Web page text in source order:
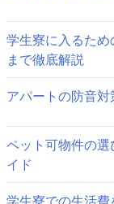
ン
学生寮に入るた
まで徹底解説
アパートの防音
ペット可物件の
イド
学生寮での生活